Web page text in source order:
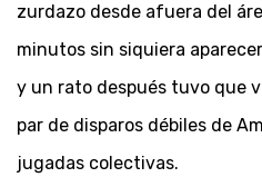
zurdazo desde afuera del
minutos sin siquiera
y un rato después tuvo que
par de disparos débiles de
jugadas colectivas.